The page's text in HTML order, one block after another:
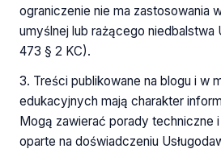
ograniczenie nie ma zastosowania
umyślnej lub rażącego niedbalstwa
473 § 2 KC).
3. Treści publikowane na blogu i w
edukacyjnych mają charakter
Mogą zawierać porady techniczne
oparte na doświadczeniu